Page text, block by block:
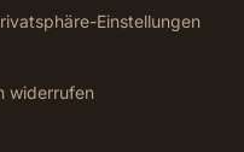
Einstellungen
widerrufen